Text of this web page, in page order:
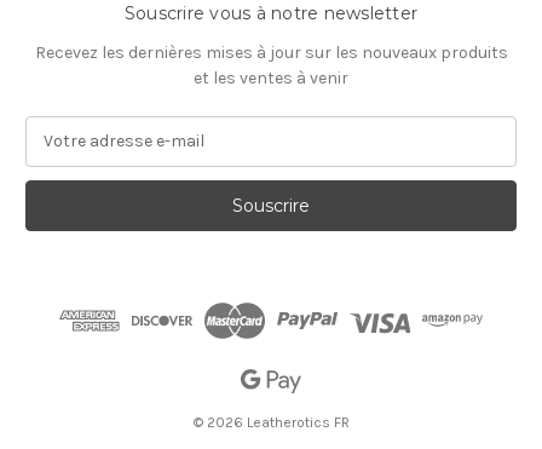
Souscrire vous à notre newsletter
Recevez les dernières mises à jour sur les nouveaux produits
et les ventes à venir
r
s
© 2026 Leatherotics FR